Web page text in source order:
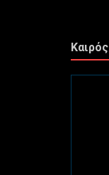
Καιρός